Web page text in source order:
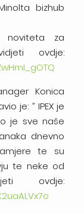
bizhub
noviteta za
ovdje:
Konica
je: ” IPEX je
je sve naše
dnevno
te su
te neke od
ovdje: